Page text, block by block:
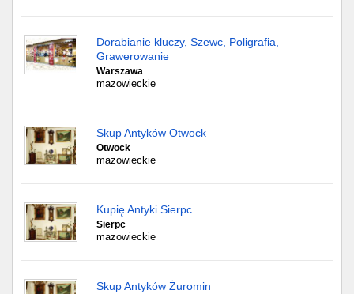
Dorabianie kluczy, Szewc, Poligrafia,
Grawerowanie
Warszawa
mazowieckie
Skup Antyków Otwock
Otwock
mazowieckie
Kupię Antyki Sierpc
Sierpc
mazowieckie
Skup Antyków Żuromin